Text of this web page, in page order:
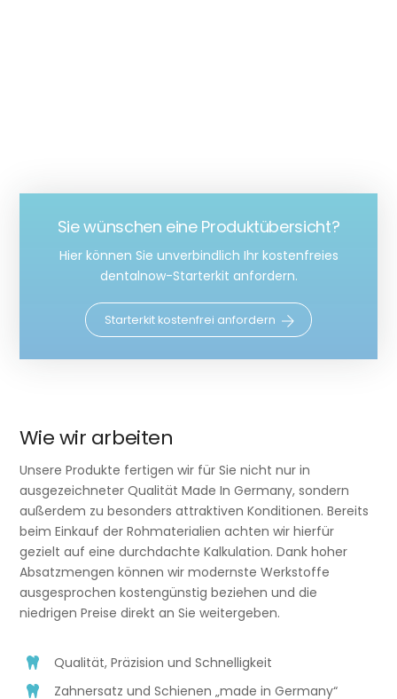
Sie wünschen eine Produktübersicht?
Hier können Sie unverbindlich Ihr kostenfreies
dentalnow-Starterkit anfordern.
Starterkit kostenfrei anfordern
Wie wir arbeiten
Unsere Produkte fertigen wir für Sie nicht nur in
ausgezeichneter Qualität Made In Germany, sondern
außerdem zu besonders attraktiven Konditionen. Bereits
beim Einkauf der Rohmaterialien achten wir hierfür
gezielt auf eine durchdachte Kalkulation. Dank hoher
Absatzmengen können wir modernste Werkstoffe
ausgesprochen kostengünstig beziehen und die
niedrigen Preise direkt an Sie weitergeben.
Qualität, Präzision und Schnelligkeit
Zahnersatz und Schienen „made in Germany“